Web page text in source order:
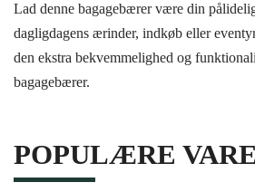
Lad denne bagagebærer være din
dagligdagens ærinder, indkøb eller
den ekstra bekvemmelighed og
bagagebærer.
POPULÆRE